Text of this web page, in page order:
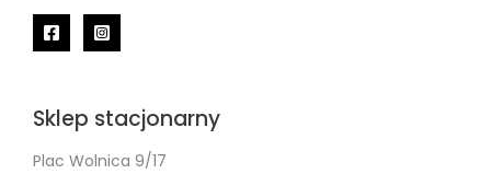
Sklep stacjonarny
Plac Wolnica 9/17